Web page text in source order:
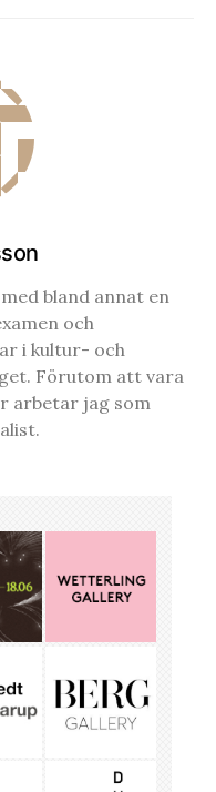
bland annat en
och
i kultur- och
Förutom att vara
arbetar jag som